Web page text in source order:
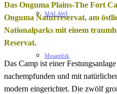
MALAWI
Mosambik
Das Onguma Plains-The Fort
Onguma Naturreservat, am
Nationalparks mit einem
Reservat.
Das Camp ist einer
nachempfunden und mit
modern eingerichtet. Die zwölf